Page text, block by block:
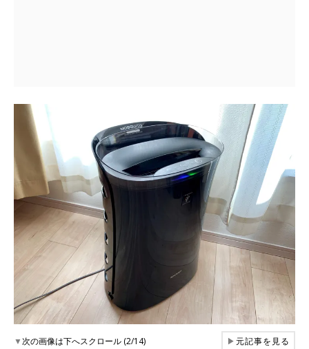
▼次の画像は下へスクロール (2/14) ▶元記事を見る